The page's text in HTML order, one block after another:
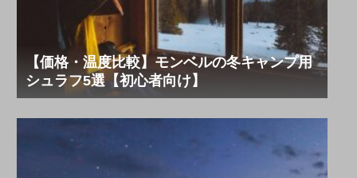
【価格・温度比較】モンベルの冬キャンプ用
シュラフ5選【初心者向け】